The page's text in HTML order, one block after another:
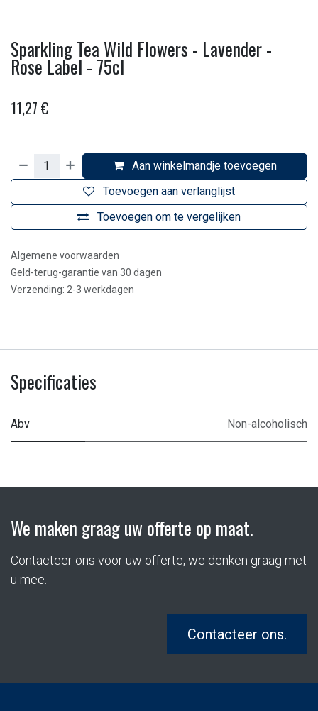
Sparkling Tea Wild Flowers - Lavender -
Rose Label - 75cl
11,27 €
Aan winkelmandje toevoegen
Toevoegen om te vergelijken
Toevoegen aan verlanglijst
Algemene voorwaarden
Geld-terug-garantie van 30 dagen
Verzending: 2-3 werkdagen
Specificaties
Abv Non-alcoholisch
We maken graag uw offerte op maat.
Contacteer ons voor uw offerte, we denken graag met
u mee.
Contacteer ons.